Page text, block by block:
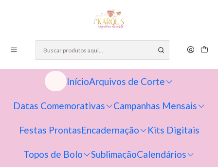
InícioArquivos de Corte
Datas Comemorativas Campanhas Mensais
Festas ProntasEncadernação Kits Digitais
Topos de Bolo SublimaçãoCalendários